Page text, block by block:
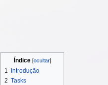
Índice
1
Introdução
2 Tasks